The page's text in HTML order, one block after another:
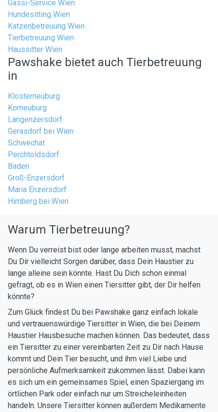
Gassi-Service Wien
Hundesitting Wien
Katzenbetreuung Wien
Tierbetreuung Wien
Haussitter Wien
Pawshake bietet auch Tierbetreuung
in
Klosterneuburg
Korneuburg
Langenzersdorf
Gerasdorf bei Wien
Schwechat
Perchtoldsdorf
Baden
Groß-Enzersdorf
Maria Enzersdorf
Himberg bei Wien
Warum Tierbetreuung?
Wenn Du verreist bist oder lange arbeiten musst, machst
Du Dir vielleicht Sorgen darüber, dass Dein Haustier zu
lange alleine sein könnte. Hast Du Dich schon einmal
gefragt, ob es in Wien einen Tiersitter gibt, der Dir helfen
könnte?
Zum Glück findest Du bei Pawshake ganz einfach lokale
und vertrauenswürdige Tiersitter in Wien, die bei Deinem
Haustier Hausbesuche machen können. Das bedeutet, dass
ein Tiersitter zu einer vereinbarten Zeit zu Dir nach Hause
kommt und Dein Tier besucht, und ihm viel Liebe und
persönliche Aufmerksamkeit zukommen lässt. Dabei kann
es sich um ein gemeinsames Spiel, einen Spaziergang im
örtlichen Park oder einfach nur um Streicheleinheiten
handeln. Unsere Tiersitter können außerdem Medikamente